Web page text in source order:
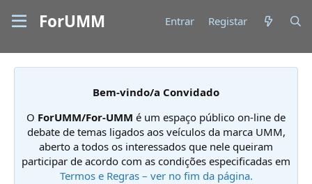
ForUMM Entrar Registar
Bem-vindo/a Convidado
O ForUMM/For-UMM é um espaço público on-line de
debate de temas ligados aos veículos da marca UMM,
aberto a todos os interessados que nele queiram
participar de acordo com as condições especificadas em
Termos e Regras – ver no fim da página.